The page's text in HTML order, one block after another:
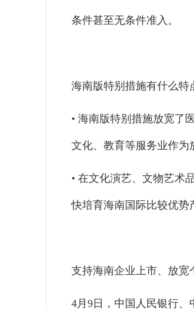
条件甚至无条件准入。
海南版特别措施有什么特
• 海南版特别措施放宽了
文化、教育等服务业作为
• 在文化演艺、文物艺术
快培育海南国际比较优势
支持海南企业上市、放宽
4月9日，中国人民银行